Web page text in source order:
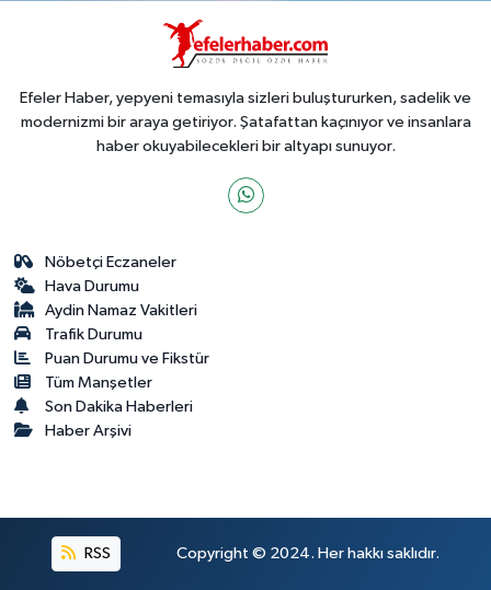
Efeler Haber, yepyeni temasıyla sizleri buluştururken, sadelik ve
modernizmi bir araya getiriyor. Şatafattan kaçınıyor ve insanlara
haber okuyabilecekleri bir altyapı sunuyor.
Nöbetçi Eczaneler
Hava Durumu
Aydin Namaz Vakitleri
Trafik Durumu
Puan Durumu ve Fikstür
Tüm Manşetler
Son Dakika Haberleri
Haber Arşivi
RSS Copyright © 2024. Her hakkı saklıdır.